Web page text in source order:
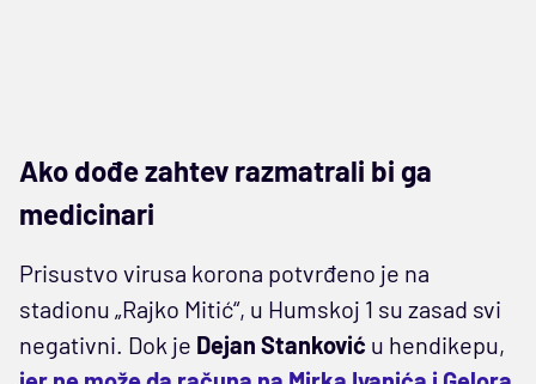
Ako dođe zahtev razmatrali bi ga
medicinari
Prisustvo virusa korona potvrđeno je na
stadionu „Rajko Mitić“, u Humskoj 1 su zasad svi
negativni. Dok je Dejan Stanković u hendikepu,